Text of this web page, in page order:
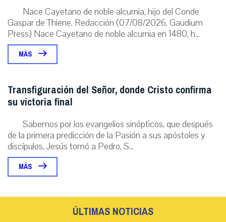
Nace Cayetano de noble alcurnia, hijo del Conde
Gaspar de Thiene. Redacción (07/08/2026, Gaudium
Press) Nace Cayetano de noble alcurnia en 1480, h...
MÁS
Transfiguración del Señor, donde Cristo confirma
su victoria final
Sabemos por los evangelios sinópticos, que después
de la primera predicción de la Pasión a sus apóstoles y
discípulos, Jesús tomó a Pedro, S...
MÁS
ÚLTIMAS NOTICIAS